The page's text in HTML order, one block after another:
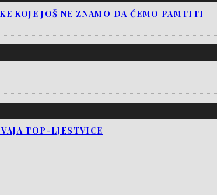
KOJE JOŠ NE ZNAMO DA ĆEMO PAMTITI
TOP-LJESTVICE